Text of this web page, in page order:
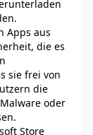
Apps aus
die es
sie frei von
die
oder
Store